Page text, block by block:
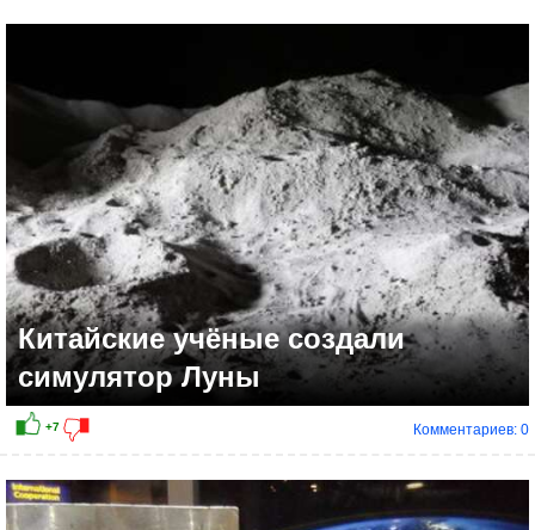
Китайские учёные создали
симулятор Луны
Комментариев: 0